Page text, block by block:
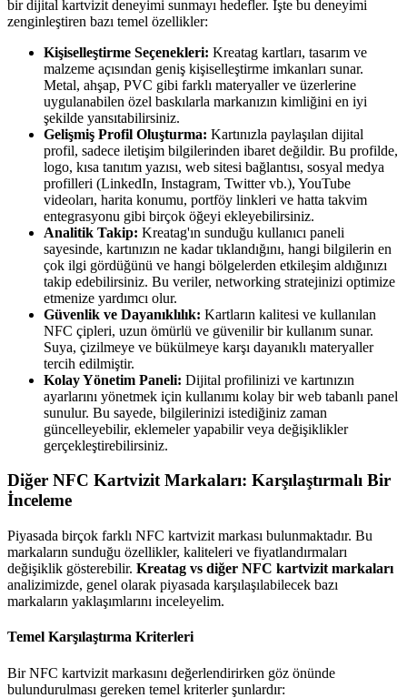
bir dijital kartvizit deneyimi sunmayı hedefler. İşte bu deneyimi
zenginleştiren bazı temel özellikler:
Kişiselleştirme Seçenekleri: Kreatag kartları, tasarım ve
malzeme açısından geniş kişiselleştirme imkanları sunar.
Metal, ahşap, PVC gibi farklı materyaller ve üzerlerine
uygulanabilen özel baskılarla markanızın kimliğini en iyi
şekilde yansıtabilirsiniz.
Gelişmiş Profil Oluşturma: Kartınızla paylaşılan dijital
profil, sadece iletişim bilgilerinden ibaret değildir. Bu profilde,
logo, kısa tanıtım yazısı, web sitesi bağlantısı, sosyal medya
profilleri (LinkedIn, Instagram, Twitter vb.), YouTube
videoları, harita konumu, portföy linkleri ve hatta takvim
entegrasyonu gibi birçok öğeyi ekleyebilirsiniz.
Analitik Takip: Kreatag'ın sunduğu kullanıcı paneli
sayesinde, kartınızın ne kadar tıklandığını, hangi bilgilerin en
çok ilgi gördüğünü ve hangi bölgelerden etkileşim aldığınızı
takip edebilirsiniz. Bu veriler, networking stratejinizi optimize
etmenize yardımcı olur.
Güvenlik ve Dayanıklılık: Kartların kalitesi ve kullanılan
NFC çipleri, uzun ömürlü ve güvenilir bir kullanım sunar.
Suya, çizilmeye ve bükülmeye karşı dayanıklı materyaller
tercih edilmiştir.
Kolay Yönetim Paneli: Dijital profilinizi ve kartınızın
ayarlarını yönetmek için kullanımı kolay bir web tabanlı panel
sunulur. Bu sayede, bilgilerinizi istediğiniz zaman
güncelleyebilir, eklemeler yapabilir veya değişiklikler
gerçekleştirebilirsiniz.
Diğer NFC Kartvizit Markaları: Karşılaştırmalı Bir
İnceleme
Piyasada birçok farklı NFC kartvizit markası bulunmaktadır. Bu
markaların sunduğu özellikler, kaliteleri ve fiyatlandırmaları
değişiklik gösterebilir. Kreatag vs diğer NFC kartvizit markaları
analizimizde, genel olarak piyasada karşılaşılabilecek bazı
markaların yaklaşımlarını inceleyelim.
Temel Karşılaştırma Kriterleri
Bir NFC kartvizit markasını değerlendirirken göz önünde
bulundurulması gereken temel kriterler şunlardır: